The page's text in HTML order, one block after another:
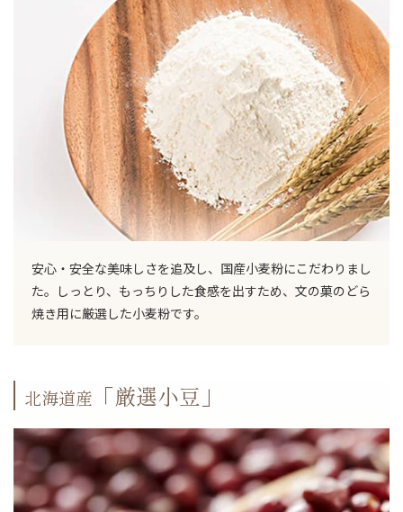
安心・安全な美味しさを追及し、国産小麦粉にこだわりまし
た。しっとり、もっちりした食感を出すため、文の菓のどら
焼き用に厳選した小麦粉です。
北海道産 「厳選小豆」